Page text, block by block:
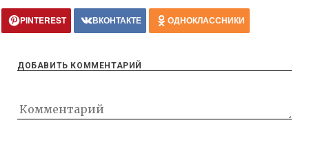
PINTEREST ВКОНТАКТЕ ОДНОКЛАССНИКИ
ДОБАВИТЬ КОММЕНТАРИЙ